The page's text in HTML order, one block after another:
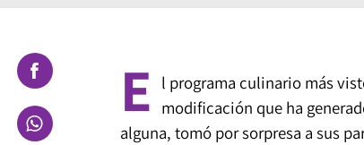
E l programa culinario más
modificación que ha
alguna, tomó por sorpresa a sus